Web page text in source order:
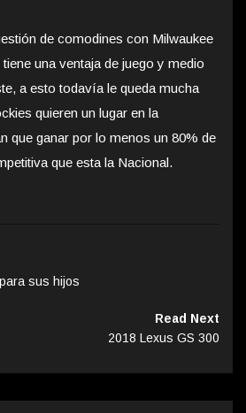
de comodines con Milwaukee
una ventaja de juego y medio
a esto todavía le queda mucha
quieren un lugar en la
que ganar por lo menos un 80% de
que esta la Nacional.
sus hijos
Read Next
2018 Lexus GS 300